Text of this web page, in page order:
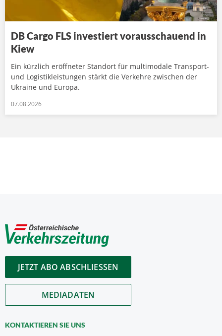
DB Cargo FLS investiert vorausschauend in
Kiew
Ein kürzlich eröffneter Standort für multimodale Transport-
und Logistikleistungen stärkt die Verkehre zwischen der
Ukraine und Europa.
07.08.2026
JETZT ABO ABSCHLIESSEN
MEDIADATEN
KONTAKTIEREN SIE UNS